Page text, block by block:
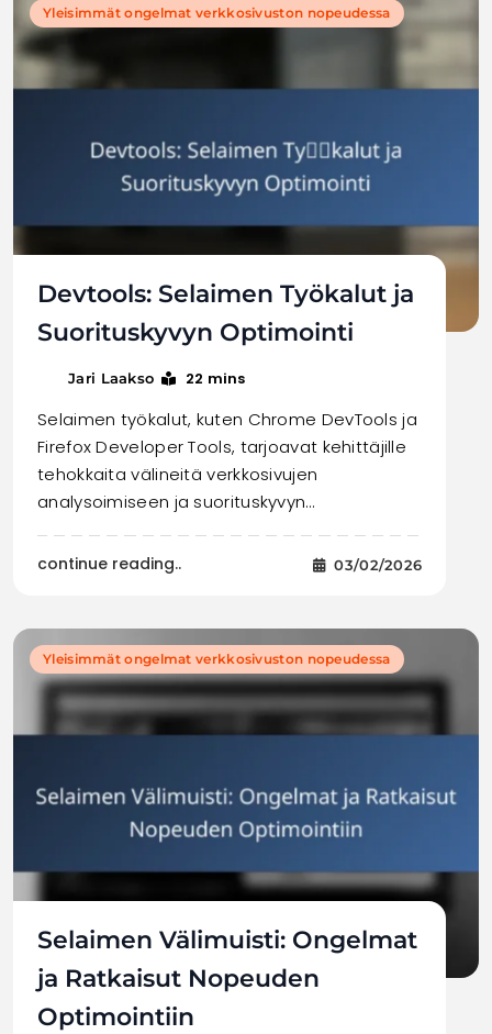
Yleisimmät ongelmat verkkosivuston nopeudessa
Devtools: Selaimen Työkalut ja
Suorituskyvyn Optimointi
Jari Laakso 22 mins
Selaimen työkalut, kuten Chrome DevTools ja
Firefox Developer Tools, tarjoavat kehittäjille
tehokkaita välineitä verkkosivujen
analysoimiseen ja suorituskyvyn…
continue reading.. 03/02/2026
Yleisimmät ongelmat verkkosivuston nopeudessa
Selaimen Välimuisti: Ongelmat
ja Ratkaisut Nopeuden
Optimointiin